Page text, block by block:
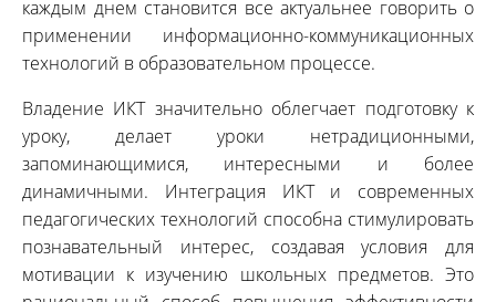
каждым днем становится все актуальнее говорить о
применении информационно-коммуникационных
технологий в образовательном процессе.
Владение ИКТ значительно облегчает подготовку к
уроку, делает уроки нетрадиционными,
запоминающимися, интересными и более
динамичными. Интеграция ИКТ и современных
педагогических технологий способна стимулировать
познавательный интерес, создавая условия для
мотивации к изучению школьных предметов. Это